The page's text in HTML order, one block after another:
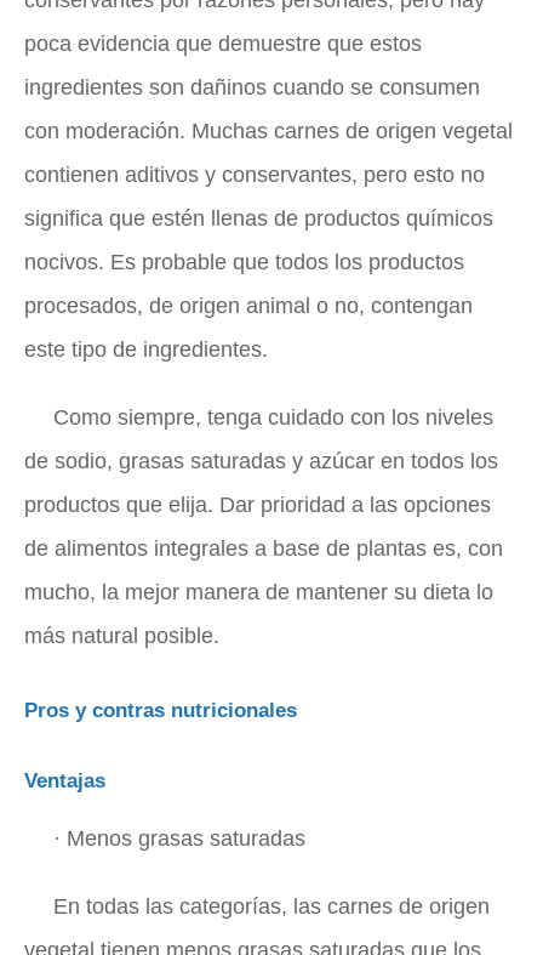
poca evidencia que demuestre que estos
ingredientes son dañinos cuando se consumen
con moderación. Muchas carnes de origen vegetal
contienen aditivos y conservantes, pero esto no
significa que estén llenas de productos químicos
nocivos. Es probable que todos los productos
procesados, de origen animal o no, contengan
este tipo de ingredientes.
Como siempre, tenga cuidado con los niveles
de sodio, grasas saturadas y azúcar en todos los
productos que elija. Dar prioridad a las opciones
de alimentos integrales a base de plantas es, con
mucho, la mejor manera de mantener su dieta lo
más natural posible.
Pros y contras nutricionales
Ventajas
· Menos grasas saturadas
En todas las categorías, las carnes de origen
vegetal tienen menos grasas saturadas que los